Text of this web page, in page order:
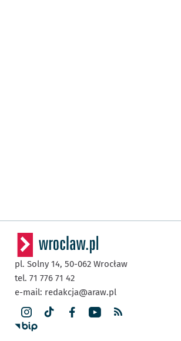
pl. Solny 14, 50-062 Wrocław
tel. 71 776 71 42
e-mail: redakcja@araw.pl